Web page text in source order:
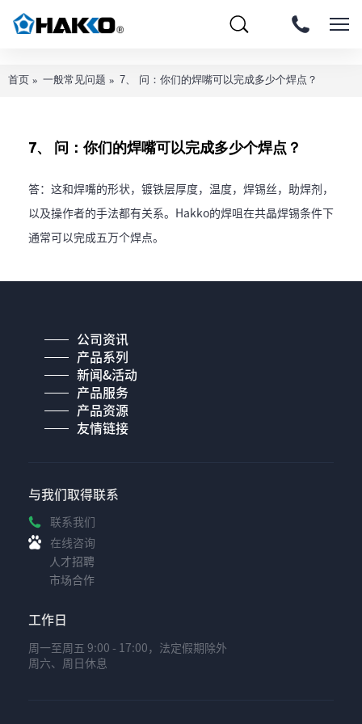
首页 一般常见问题 7、 问：你们的焊嘴可以完成多少个焊点？
7、 问：你们的焊嘴可以完成多少个焊点？
答：这和焊嘴的形状，镀铁层厚度，温度，焊锡丝，助焊剂，
以及操作者的手法都有关系。Hakko的焊咀在共晶焊锡条件下
通常可以完成五万个焊点。
公司资讯
产品系列
新闻&活动
产品服务
产品资源
友情链接
与我们取得联系
联系我们
在线咨询
人才招聘
市场合作
工作日
周一至周五 9:00 - 17:00，法定假期除外
周六、周日休息